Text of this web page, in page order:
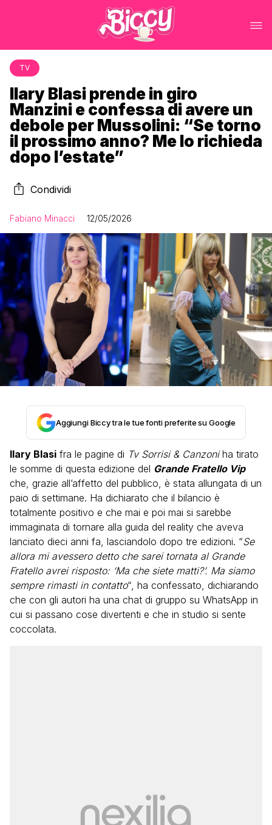
TV
Ilary Blasi prende in giro
Manzini e confessa di avere un
debole per Mussolini: “Se torno
il prossimo anno? Me lo richieda
dopo l’estate”
Condividi
Fabiano Minacci 12/05/2026
Aggiungi Biccy tra le tue fonti preferite su Google
Ilary Blasi fra le pagine di Tv Sorrisi & Canzoniha tirato
le somme di questa edizione del Grande Fratello Vip
che, grazie all’affetto del pubblico, è stata allungata di un
paio di settimane. Ha dichiarato che il bilancio è
totalmente positivo e che mai e poi mai si sarebbe
immaginata di tornare alla guida del reality che aveva
lanciato dieci anni fa, lasciandolo dopo tre edizioni. “Se
allora mi avessero detto che sarei tornata al Grande
Fratello avrei risposto: ‘Ma che siete matti?’. Ma siamo
sempre rimasti in contatto“, ha confessato, dichiarando
che con gli autori ha una chat di gruppo su WhatsApp in
cui si passano cose divertenti e che in studio si sente
coccolata.